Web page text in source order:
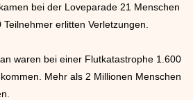
bei der Loveparade 21 Menschen
erlitten Verletzungen.
waren bei einer Flutkatastrophe 1.600
Mehr als 2 Millionen Menschen